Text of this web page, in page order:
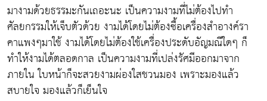
มางามด้วยธรรมะกันเถอะนะ เป็นความงามที่ไม่ต้องไปทำ
ศัลยกรรมให้เจ็บตัวด้วย งามได้โดยไม่ต้องซื้อเครื่องสำอางค์รา
คาแพงๆมาใช้ งามได้โดยไม่ต้องใช้เครื่องประดับอัญมณีใดๆ ก็
ทำให้งามได้ตลอดกาล เป็นความงามที่เปล่งรัศมีออกมาจาก
ภายใน ใบหน้าก็จะสวยงามผ่องใสชวนมอง เพราะมองแล้ว
สบายใจ มองแล้วก็เย็นใจ